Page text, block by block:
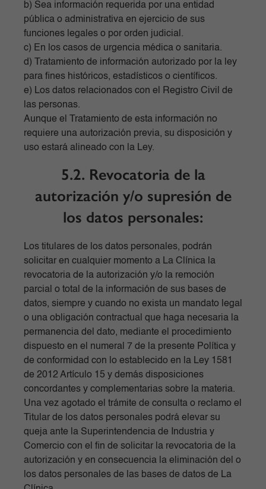
b) Sea información requerida por una entidad
pública o administrativa en ejercicio de sus
funciones legales o por orden judicial.
c) En los casos de urgencia médica o sanitaria.
d) Tratamiento de información autorizado por la ley
para fines históricos, estadísticos o científicos.
e) Los datos relacionados con el Registro Civil de
las personas.
Aunque el Tratamiento de esta información no
requiere una autorización previa, su disposición y
uso estará alineado con la Ley.
5.2. Revocatoria de la
autorización y/o supresión de
los datos personales:
Los titulares de los datos personales, podrán
solicitar en cualquier momento a La Clínica la
revocatoria de la autorización y/o la remoción
parcial o total de la información de sus bases de
datos, siempre y cuando no exista un mandato legal
o una obligación contractual que haga necesaria la
permanencia del dato, mediante el procedimiento
dispuesto en el numeral 7 de la presente Política y
de conformidad con lo establecido en la Ley 1581
de 2012 Artículo 15 y demás disposiciones
concordantes y complementarias sobre la materia.
Una vez agotado el trámite de consulta o reclamo el
Titular de los datos personales podrá elevar su
queja ante la Superintendencia de Industria y
Comercio con el fin de solicitar la revocatoria de la
autorización y en consecuencia la eliminación del o
los datos personales de las bases de datos de La